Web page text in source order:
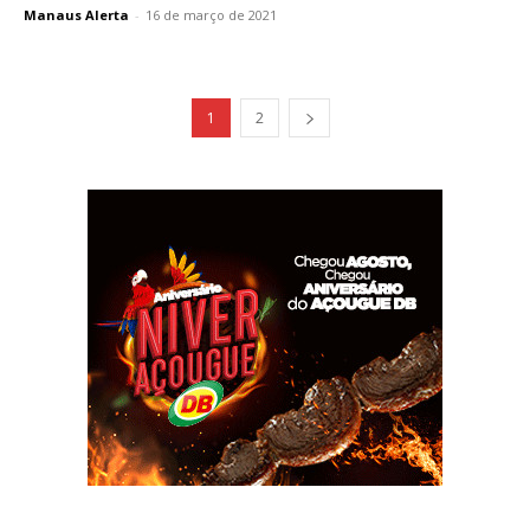
Manaus Alerta - 16 de março de 2021
1 2